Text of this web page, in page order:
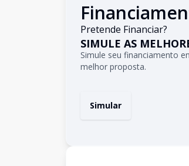
Pretende Financiar?
SIMULE AS
Simule seu financiamento
melhor proposta.
Simular